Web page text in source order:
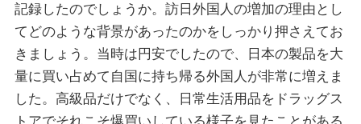
記録したのでしょうか。訪日外国人の増加の理由とし
てどのような背景があったのかをしっかり押さえてお
きましょう。当時は円安でしたので、日本の製品を大
量に買い占めて自国に持ち帰る外国人が非常に増えま
した。高級品だけでなく、日常生活用品をドラッグス
トアでそれこそ爆買いしている様子を見たことがある